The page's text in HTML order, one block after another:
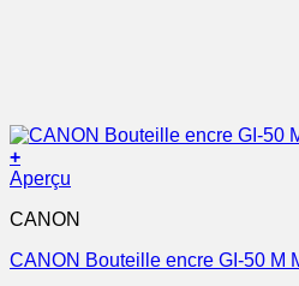
+
Aperçu
CANON
CANON Bouteille encre GI-50 M